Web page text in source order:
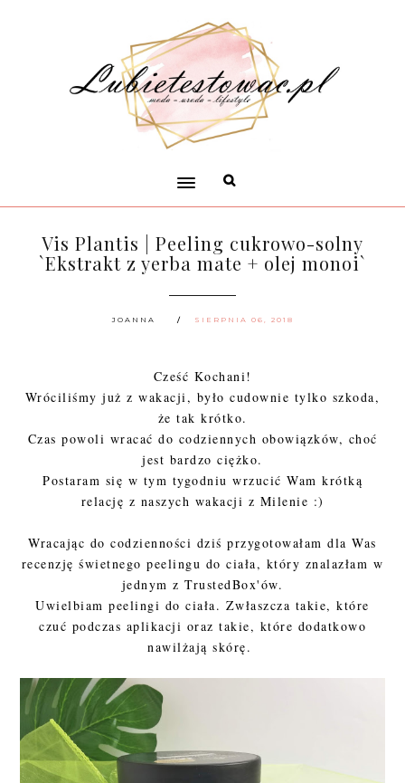
Vis Plantis | Peeling cukrowo-solny
`Ekstrakt z yerba mate + olej monoi`
JOANNA SIERPNIA 06, 2018
Cześć Kochani!
Wróciliśmy już z wakacji, było cudownie tylko szkoda,
że tak krótko.
Czas powoli wracać do codziennych obowiązków, choć
jest bardzo ciężko.
Postaram się w tym tygodniu wrzucić Wam krótką
relację z naszych wakacji z Milenie :)
Wracając do codzienności dziś przygotowałam dla Was
recenzję świetnego peelingu do ciała, który znalazłam w
jednym z TrustedBox'ów.
Uwielbiam peelingi do ciała. Zwłaszcza takie, które
czuć podczas aplikacji oraz takie, które dodatkowo
nawilżają skórę.